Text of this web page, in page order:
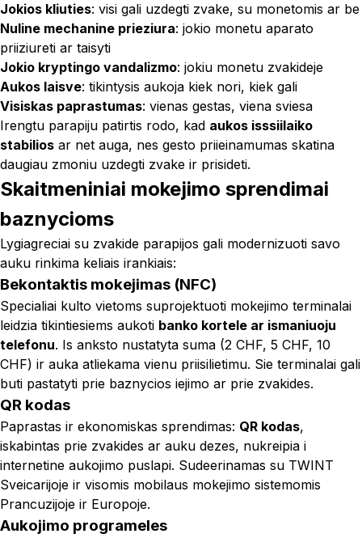
Jokios kliuties: visi gali uzdegti zvake, su monetomis ar be
Nuline mechanine prieziura: jokio monetu aparato
priiziureti ar taisyti
Jokio kryptingo vandalizmo: jokiu monetu zvakideje
Aukos laisve: tikintysis aukoja kiek nori, kiek gali
Visiskas paprastumas: vienas gestas, viena sviesa
Irengtu parapiju patirtis rodo, kad aukos isssiilaiko
stabilios ar net auga, nes gesto priieinamumas skatina
daugiau zmoniu uzdegti zvake ir prisideti.
Skaitmeniniai mokejimo sprendimai
baznycioms
Lygiagreciai su zvakide parapijos gali modernizuoti savo
auku rinkima keliais irankiais:
Bekontaktis mokejimas (NFC)
Specialiai kulto vietoms suprojektuoti mokejimo terminalai
leidzia tikintiesiems aukoti banko kortele ar ismaniuoju
telefonu. Is anksto nustatyta suma (2 CHF, 5 CHF, 10
CHF) ir auka atliekama vienu priisilietimu. Sie terminalai gali
buti pastatyti prie baznycios iejimo ar prie zvakides.
QR kodas
Paprastas ir ekonomiskas sprendimas: QR kodas,
iskabintas prie zvakides ar auku dezes, nukreipia i
internetine aukojimo puslapi. Sudeerinamas su TWINT
Sveicarijoje ir visomis mobilaus mokejimo sistemomis
Prancuzijoje ir Europoje.
Aukojimo programeles